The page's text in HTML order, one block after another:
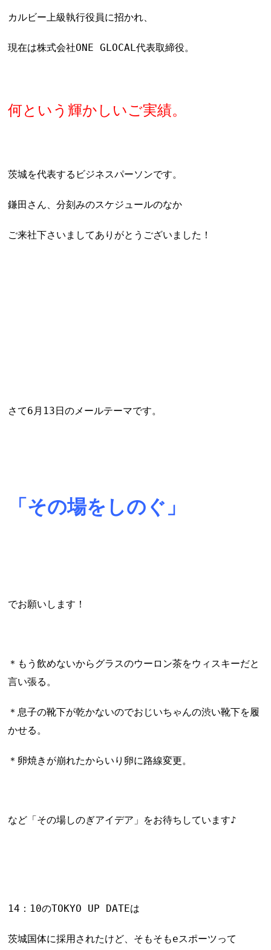
カルビー上級執行役員に招かれ、
現在は株式会社ONE GLOCAL代表取締役。
何という輝かしいご実績。
茨城を代表するビジネスパーソンです。
鎌田さん、分刻みのスケジュールのなか
ご来社下さいましてありがとうございました！
さて6月13日のメールテーマです。
「その場をしのぐ」
でお願いします！
＊もう飲めないからグラスのウーロン茶をウィスキーだと
言い張る。
＊息子の靴下が乾かないのでおじいちゃんの渋い靴下を履
かせる。
＊卵焼きが崩れたからいり卵に路線変更。
など「その場しのぎアイデア」をお待ちしています♪
14：10のTOKYO UP DATEは
茨城国体に採用されたけど、そもそもeスポーツって